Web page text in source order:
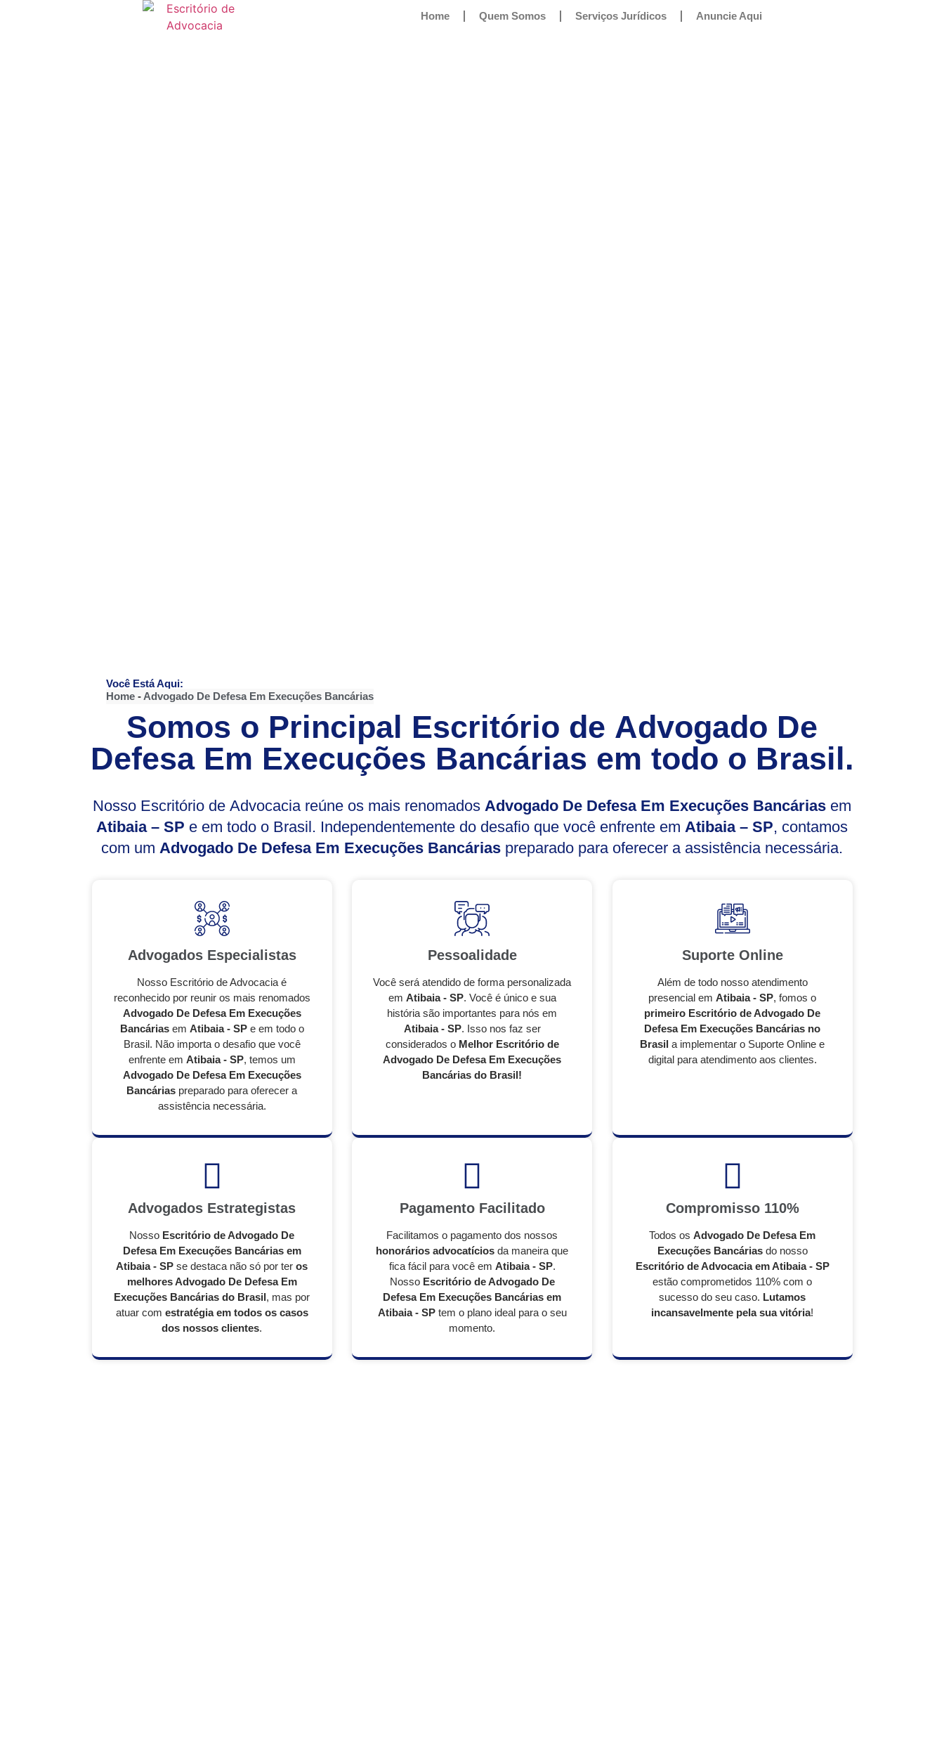
Home Quem Somos Serviços Jurídicos Anuncie Aqui
Você Está Aqui:
Home- Advogado De Defesa Em Execuções Bancárias
Somos o Principal Escritório de Advogado De
Defesa Em Execuções Bancárias em todo o Brasil.
Nosso Escritório de Advocacia reúne os mais renomados Advogado De Defesa Em Execuções Bancárias em
Atibaia – SP e em todo o Brasil. Independentemente do desafio que você enfrente em Atibaia – SP, contamos
com um Advogado De Defesa Em Execuções Bancárias preparado para oferecer a assistência necessária.
Advogados Especialistas
Nosso Escritório de Advocacia é
reconhecido por reunir os mais renomados
Advogado De Defesa Em Execuções
Bancáriasem Atibaia - SPe em todo o
Brasil. Não importa o desafio que você
enfrente em Atibaia - SP, temos um
Advogado De Defesa Em Execuções
Bancárias preparado para oferecer a
assistência necessária.
Pessoalidade
Você será atendido de forma personalizada
em Atibaia - SP. Você é único e sua
história são importantes para nós em
Atibaia - SP. Isso nos faz ser
considerados o Melhor Escritório de
Advogado De Defesa Em Execuções
Bancárias do Brasil!
Suporte Online
Além de todo nosso atendimento
presencial em Atibaia - SP, fomos o
primeiro Escritório de Advogado De
Defesa Em Execuções Bancárias no
Brasil a implementar o Suporte Online e
digital para atendimento aos clientes.
Advogados Estrategistas
Nosso Escritório de Advogado De
Defesa Em Execuções Bancárias em
Atibaia - SP se destaca não só por ter os
melhores Advogado De Defesa Em
Execuções Bancárias do Brasil, mas por
atuar com estratégia em todos os casos
dos nossos clientes.
Pagamento Facilitado
Facilitamos o pagamento dos nossos
honorários advocatícios da maneira que
fica fácil para você em Atibaia - SP.
Nosso Escritório de Advogado De
Defesa Em Execuções Bancárias em
Atibaia - SPtem o plano ideal para o seu
momento.
Compromisso 110%
Todos os Advogado De Defesa Em
Execuções Bancáriasdo nosso
Escritório de Advocacia em Atibaia - SP
estão comprometidos 110% com o
sucesso do seu caso. Lutamos
incansavelmente pela sua vitória!